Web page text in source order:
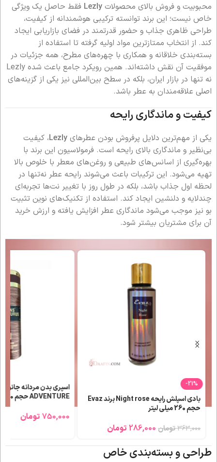
محبوبیت و فروش بالای محصولات Lezly فقط حاصل یک ویژگی
خاص نیست؛ این برند توانسته ترکیبی هوشمندانه از کیفیت،
طراحی ظاهری جذاب و حضور قدرتمند در فضای بازاریابی ایجاد
کند. از انتخاب ممتازترین مواد اولیه گرفته تا استفاده از
بسته‌بندی خلاقانه و همکاری با چهره‌های مطرح، همه جزئیات در
موفقیت آن نقش داشته‌اند. همین رویکرد جامع باعث شده Lezly
نه تنها در بازار ایران، بلکه در سطح بین‌المللی نیز یکی از گزینه‌های
اصلی علاقه‌مندان به عطر باشد.
کیفیت و ماندگاری رایحه
یکی از مهم‌ترین دلایل پرفروش بودن عطرهای Lezly، کیفیت
بی‌نظیر و ماندگاری بالای رایحه است. فرمولاسیون این برند با
بهره‌گیری از اسانس‌های طبیعی و روغن‌های معطر با خلوص بالا
تهیه می‌شود. این ترکیبات باعث می‌شوند رایحه عطر نه‌تنها در
لحظه اول جذاب باشد، بلکه در طول روز با تغییر نت‌ها تجربه‌ای
چندلایه و دلنشین ایجاد کند. استفاده از تکنیک‌های نوین تثبیت
بو نیز موجب می‌شود ماندگاری عطر افزایش یافته و ارزش خرید
آن برای مشتریان بیشتر شود.
-21%
بادی اسپلش رایحه Night rose برند Evaz
حجم 260 میلی لیتر
363,000تومان 286,000 تومان
اسپری بدن مردانه
ADVENTURE حجم 200 میلی لیتر
750,000تومان
طراحی و بسته‌بندی خاص